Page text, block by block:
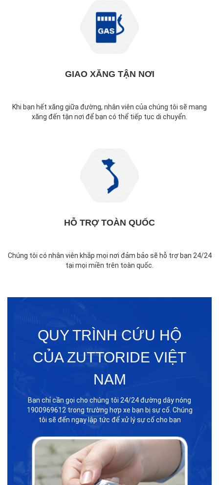
GIAO XĂNG TẬN NƠI
Khi bạn hết xăng giữa đường, nhân viên của chúng tôi sẽ mang
xăng đến tận nơi để bạn có thể tiếp tục di chuyển.
HỖ TRỢ TOÀN QUỐC
Chúng tôi có nhân viên khắp mọi nơi đảm bảo sẽ hỗ trợ bạn 24/24
tại mọi miền trên toàn quốc.
QUY TRÌNH CỨU HỘ
CỦA ZUTTORIDE VIỆT
NAM
Bạn chỉ cần gọi cho chúng tôi 24/24 đường dây nóng
1900969612 trong trường hợp xe bạn bị sự cố. Chúng
tôi sẽ đến ngay lập tức để xử lý sự cố cho bạn